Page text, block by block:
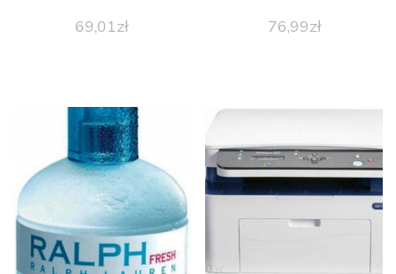
69,01zł 76,99zł